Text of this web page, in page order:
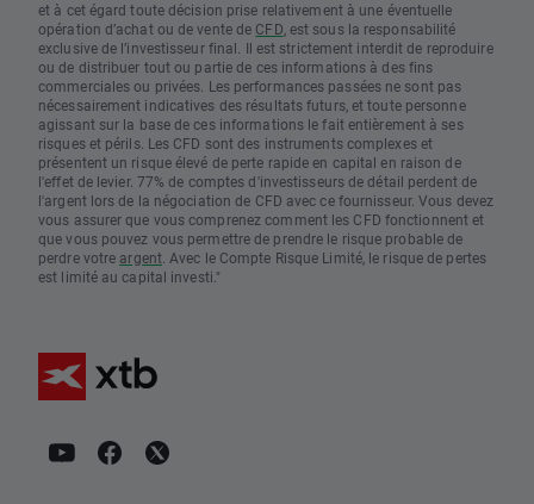
et à cet égard toute décision prise relativement à une éventuelle
opération d’achat ou de vente de CFD, est sous la responsabilité
exclusive de l’investisseur final. Il est strictement interdit de reproduire
ou de distribuer tout ou partie de ces informations à des fins
commerciales ou privées. Les performances passées ne sont pas
nécessairement indicatives des résultats futurs, et toute personne
agissant sur la base de ces informations le fait entièrement à ses
risques et périls. Les CFD sont des instruments complexes et
présentent un risque élevé de perte rapide en capital en raison de
l'effet de levier. 77% de comptes d'investisseurs de détail perdent de
l'argent lors de la négociation de CFD avec ce fournisseur. Vous devez
vous assurer que vous comprenez comment les CFD fonctionnent et
que vous pouvez vous permettre de prendre le risque probable de
perdre votre argent. Avec le Compte Risque Limité, le risque de pertes
est limité au capital investi."